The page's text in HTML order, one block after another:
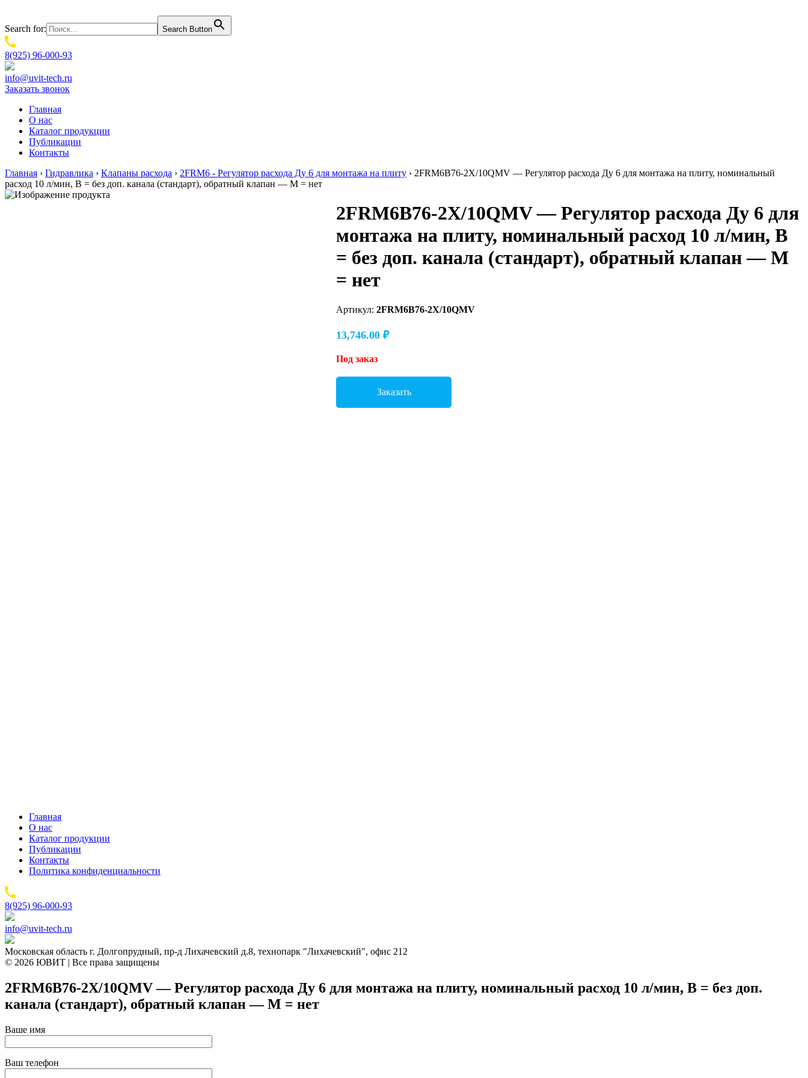
Search for: Search Button
8(925) 96-000-93
info@uvit-tech.ru
Заказать звонок
Главная
О нас
Каталог продукции
Публикации
Контакты
Главная › Гидравлика › Клапаны расхода › 2FRM6 - Регулятор расхода Ду 6 для монтажа на плиту › 2FRM6B76-2X/10QMV — Регулятор расхода Ду 6 для монтажа на плиту, номинальный
расход 10 л/мин, B = без доп. канала (стандарт), обратный клапан — M = нет
2FRM6B76-2X/10QMV — Регулятор расхода Ду 6 для
монтажа на плиту, номинальный расход 10 л/мин, B
= без доп. канала (стандарт), обратный клапан — M
= нет
Артикул:2FRM6B76-2X/10QMV
13,746.00₽
Под заказ
Заказать
Главная
О нас
Каталог продукции
Публикации
Контакты
Политика конфиденциальности
8(925) 96-000-93
info@uvit-tech.ru
Московская область г. Долгопрудный, пр-д Лихачевский д.8, технопарк "Лихачевский", офис 212
© 2026 ЮВИТ | Все права защищены
2FRM6B76-2X/10QMV — Регулятор расхода Ду 6 для монтажа на плиту, номинальный расход 10 л/мин, B = без доп.
канала (стандарт), обратный клапан — M = нет
Ваше имя
Ваш телефон